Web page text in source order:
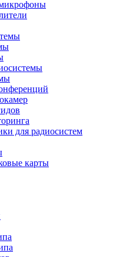
для радиосистем
карты